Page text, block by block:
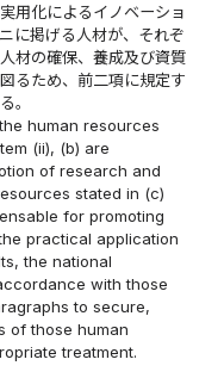
用化によるイノベーショ
に掲げる人材が、それぞ
材の確保、養成及び資質
るため、前二項に規定す
。
human resources
(ii), (b) are
of research and
stated in (c)
for promoting
practical application
the national
with those
to secure,
of those human
treatment.